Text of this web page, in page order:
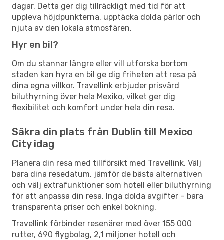
dagar. Detta ger dig tillräckligt med tid för att
uppleva höjdpunkterna, upptäcka dolda pärlor och
njuta av den lokala atmosfären.
Hyr en bil?
Om du stannar längre eller vill utforska bortom
staden kan hyra en bil ge dig friheten att resa på
dina egna villkor. Travellink erbjuder prisvärd
biluthyrning över hela Mexiko, vilket ger dig
flexibilitet och komfort under hela din resa.
Säkra din plats från Dublin till Mexico
City idag
Planera din resa med tillförsikt med Travellink. Välj
bara dina resedatum, jämför de bästa alternativen
och välj extrafunktioner som hotell eller biluthyrning
för att anpassa din resa. Inga dolda avgifter – bara
transparenta priser och enkel bokning.
Travellink förbinder resenärer med över 155 000
rutter, 690 flygbolag, 2,1 miljoner hotell och